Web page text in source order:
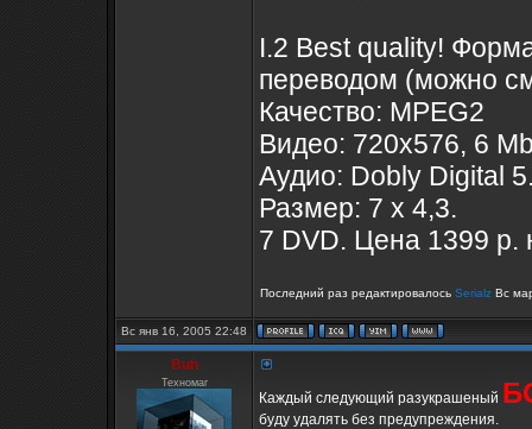
I.2 Best quality!
переводом (можно
Качество: MPEG2
Видео: 720x576, 6
Аудио: Dobly Digital
Размер: 7 х 4,3.
7 DVD. Цена 1399 р.
Последний раз редактировалось Serialz Вс
Вс янв 16, 2005 22:48
Buh
Техномаг
Каждый следующий разукрашеный
буду удалять без предупреждения.